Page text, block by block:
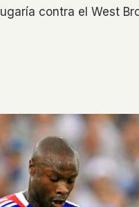
contra el West